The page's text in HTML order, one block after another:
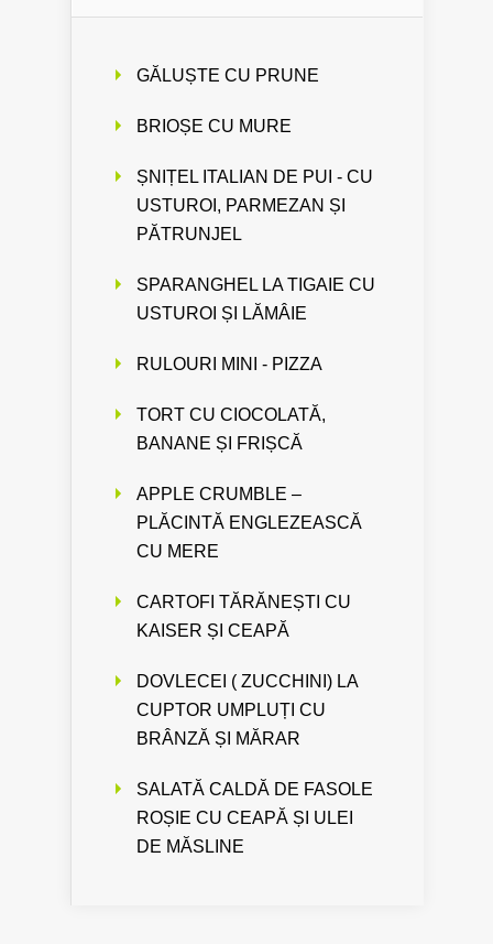
GĂLUȘTE CU PRUNE
BRIOȘE CU MURE
ȘNIȚEL ITALIAN DE PUI - CU
USTUROI, PARMEZAN ȘI
PĂTRUNJEL
SPARANGHEL LA TIGAIE CU
USTUROI ȘI LĂMÂIE
RULOURI MINI - PIZZA
TORT CU CIOCOLATĂ,
BANANE ȘI FRIȘCĂ
APPLE CRUMBLE –
PLĂCINTĂ ENGLEZEASCĂ
CU MERE
CARTOFI TĂRĂNEȘTI CU
KAISER ȘI CEAPĂ
DOVLECEI ( ZUCCHINI) LA
CUPTOR UMPLUȚI CU
BRÂNZĂ ȘI MĂRAR
SALATĂ CALDĂ DE FASOLE
ROȘIE CU CEAPĂ ȘI ULEI
DE MĂSLINE